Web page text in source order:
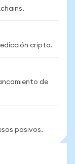
cripto.
de
pasivos.